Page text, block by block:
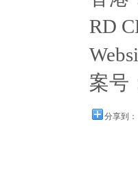
RD
案号
分享到：